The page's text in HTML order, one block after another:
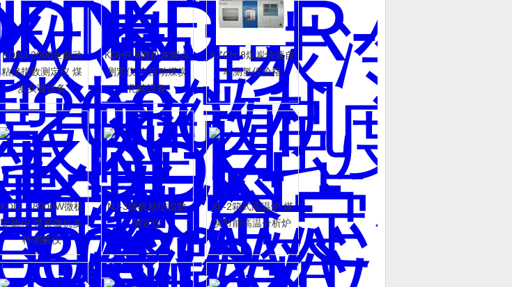
KDNJ-2000全自动
粘接指数测定仪 煤
炭实验设备
KDHR-8微机灰熔点
测定仪 全自动煤炭
化验设备
KZCH-8煤炭快速自
动测氢仪价格
KDDL--8000W微机
定硫仪 煤炭微机多
样测硫仪
NJ-3微机粘结指数
测定仪
XL-2箱式高温炉 煤
炭节能高温分析炉